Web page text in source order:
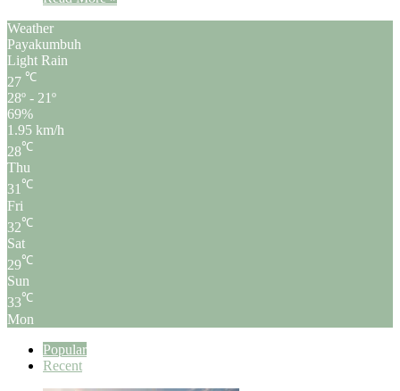
Weather
Payakumbuh
Light Rain
27 ℃
28º - 21º
69%
1.95 km/h
28℃
Thu
31℃
Fri
32℃
Sat
29℃
Sun
33℃
Mon
Popular
Recent